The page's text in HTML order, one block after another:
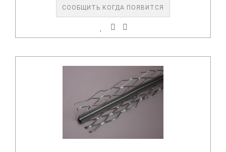
СООБЩИТЬ КОГДА ПОЯВИТСЯ